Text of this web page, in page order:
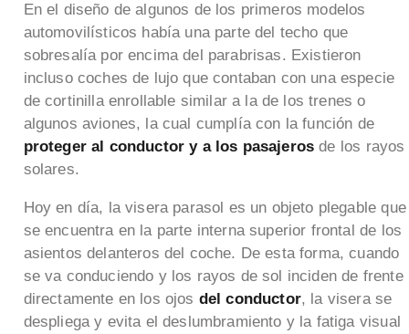
En el diseño de algunos de los primeros modelos
automovilísticos había una parte del techo que
sobresalía por encima del parabrisas. Existieron
incluso coches de lujo que contaban con una especie
de cortinilla enrollable similar a la de los trenes o
algunos aviones, la cual cumplía con la función de
proteger al conductor y a los pasajeros de los rayos
solares.
Hoy en día, la visera parasol es un objeto plegable que
se encuentra en la parte interna superior frontal de los
asientos delanteros del coche. De esta forma, cuando
se va conduciendo y los rayos de sol inciden de frente
directamente en los ojos del conductor, la visera se
despliega y evita el deslumbramiento y la fatiga visual